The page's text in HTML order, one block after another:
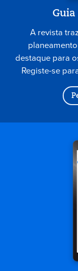
Guia
A revista
destaque para
Registe-se